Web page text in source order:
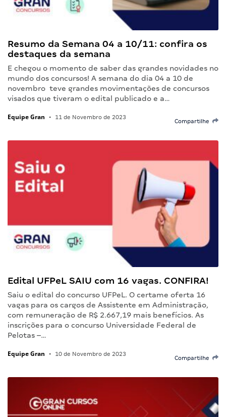
Resumo da Semana 04 a 10/11: confira os
destaques da semana
E chegou o momento de saber das grandes novidades no
mundo dos concursos! A semana do dia 04 a 10 de
novembro teve grandes movimentações de concursos
visados que tiveram o edital publicado e a…
Equipe Gran • 11 de Novembro de 2023
Compartilhe
Edital UFPeL SAIU com 16 vagas. CONFIRA!
Saiu o edital do concurso UFPeL. O certame oferta 16
vagas para os cargos de Assistente em Administração,
com remuneração de R$ 2.667,19 mais benefícios. As
inscrições para o concurso Universidade Federal de
Pelotas –…
Equipe Gran • 10 de Novembro de 2023
Compartilhe